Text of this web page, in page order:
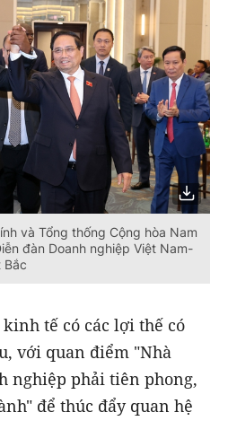
và Tổng thống Cộng hòa Nam
đàn Doanh nghiệp Việt Nam-
Bắc
tế có các lợi thế có
với quan điểm "Nhà
nghiệp phải tiên phong,
để thúc đẩy quan hệ